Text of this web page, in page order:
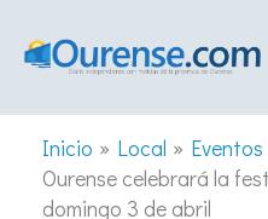
Inicio Local
Eventos
Ourense celebrará la
domingo 3 de abril